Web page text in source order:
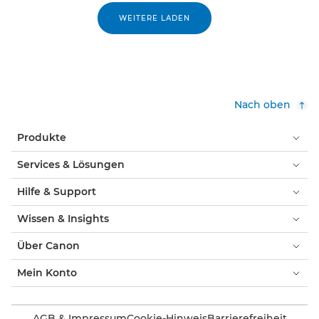
WEITERE LADEN
Nach oben
Produkte
Services & Lösungen
Hilfe & Support
Wissen & Insights
Über Canon
Mein Konto